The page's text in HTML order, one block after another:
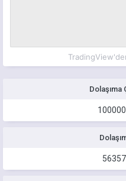
Dolaşıma